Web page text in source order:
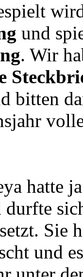
und
. Wir
bitten
hatte
Sie
und